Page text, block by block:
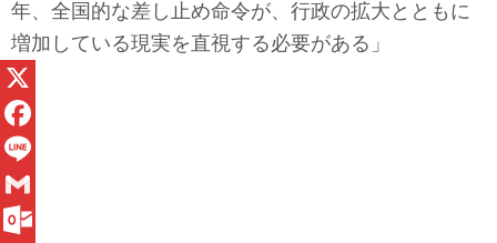
年、全国的な差し止め命令が、行政の拡大とともに
増加している現実を直視する必要がある」
X
F
a
c
L
G